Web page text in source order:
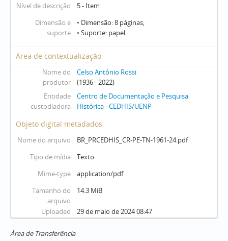
Nível de descrição
5 - Item
Dimensão e
suporte
• Dimensão: 8 páginas;
• Suporte: papel.
Área de contextualização
Nome do
produtor
Celso Antônio Rossi
(1936 - 2022)
Entidade
custodiadora
Centro de Documentação e Pesquisa
Histórica - CEDHIS/UENP
Objeto digital metadados
Nome do arquivo
BR_PRCEDHIS_CR-PE-TN-1961-24.pdf
Tipo de mídia
Texto
Mime-type
application/pdf
Tamanho do
arquivo
14.3 MiB
Uploaded 29 de maio de 2024 08:47
Área de Transferência